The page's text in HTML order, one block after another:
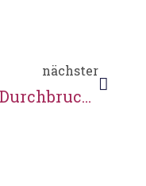
nächster
Der Durchbruch ist geschafft :-)